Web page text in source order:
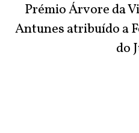
Prémio Árvore da
Antunes atribuído a
do